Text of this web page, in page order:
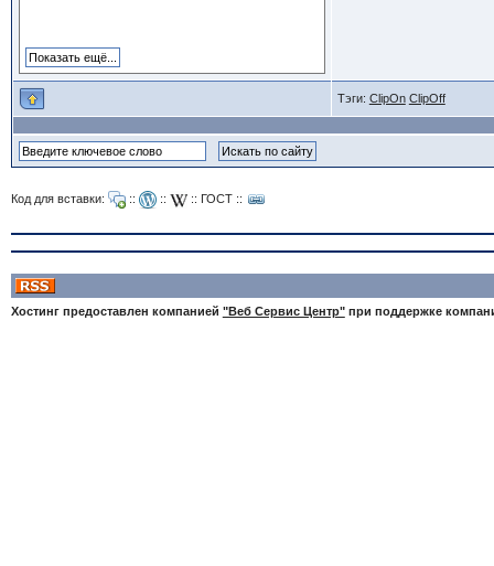
Тэги: ClipOn ClipOff
Код для вставки: :: :: :: ГОСТ::
Хостинг предоставлен компанией "Веб Сервис Центр"при поддержке